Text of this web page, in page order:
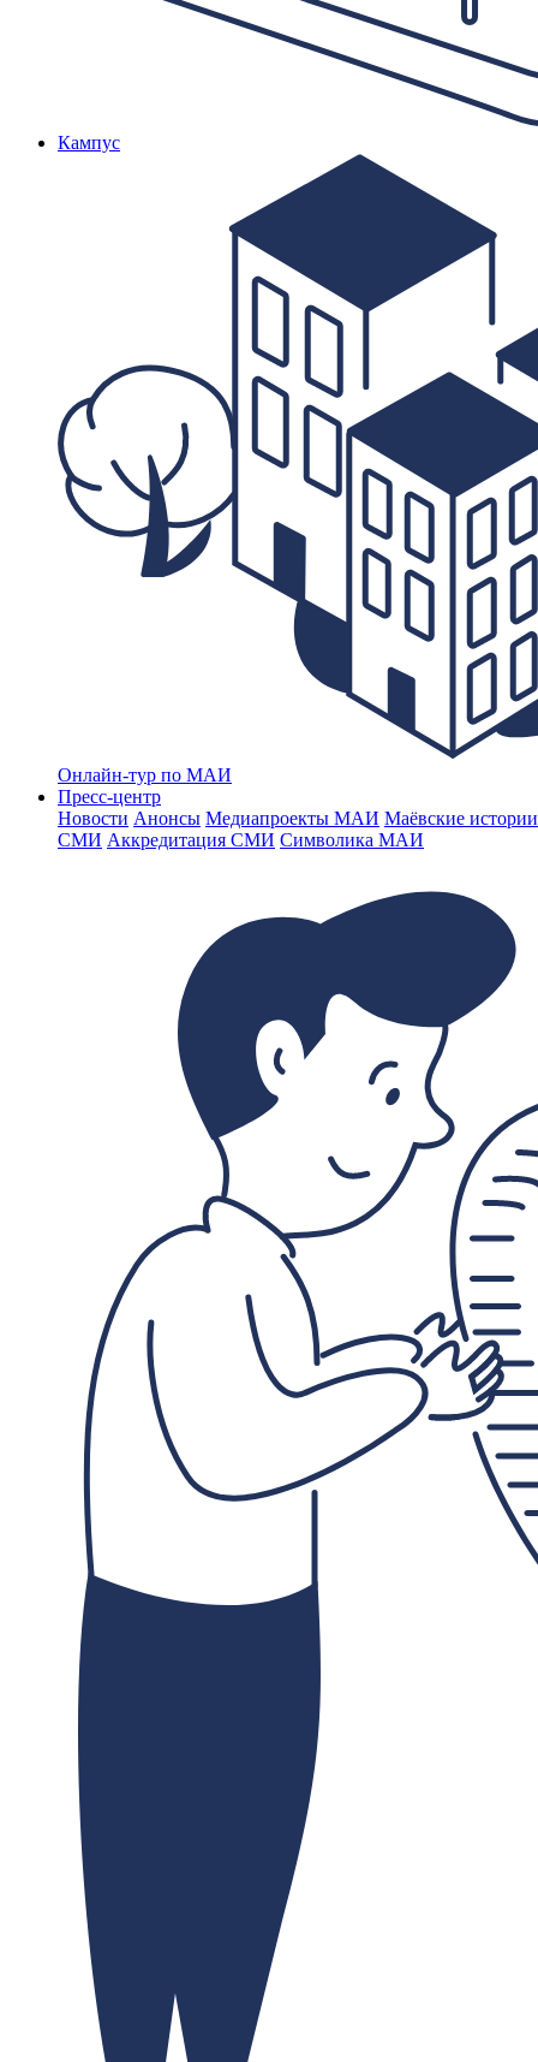
Кампус
Онлайн-тур по МАИ
Пресс-центр
Новости Анонсы Медиапроекты МАИ Маёвские
СМИ Аккредитация СМИ Символика МАИ